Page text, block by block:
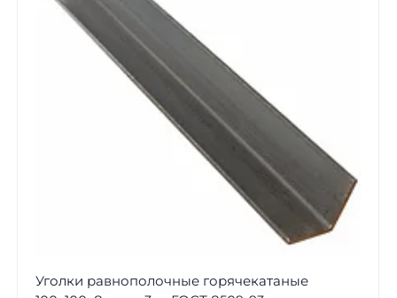
Уголки равнополочные горячекатаные